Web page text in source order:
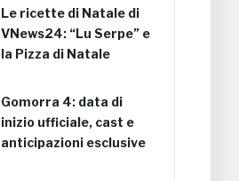
Le ricette di Natale di
VNews24: “Lu Serpe” e
la Pizza di Natale
Gomorra 4: data di
inizio ufficiale, cast e
anticipazioni esclusive